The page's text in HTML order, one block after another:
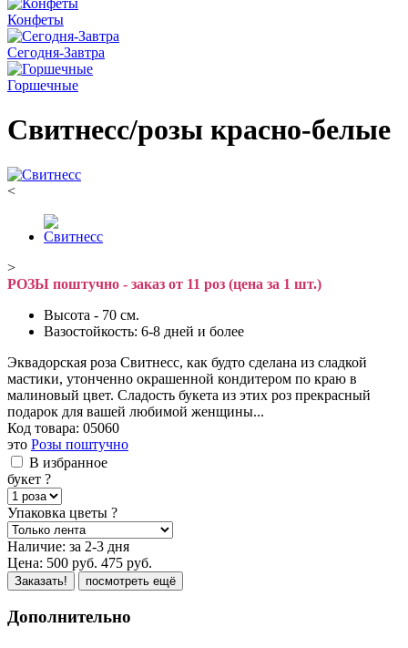
Конфеты
Сегодня-Завтра
Горшечные
Свитнесс/розы красно-белые
<
>
РОЗЫ поштучно - заказ от 11 роз (цена за 1 шт.)
Высота - 70 см.
Вазостойкость: 6-8 дней и более
Эквадорская роза Свитнесс, как будто сделана из сладкой
мастики, утонченно окрашенной кондитером по краю в
малиновый цвет. Сладость букета из этих роз прекрасный
подарок для вашей любимой женщины...
Код товара: 05060
это Розы поштучно
В избранное
букет ?
Упаковка цветы ?
Наличие: за 2-3 дня
Цена: 500 руб. 475 руб.
Заказать! посмотреть ещё
Дополнительно